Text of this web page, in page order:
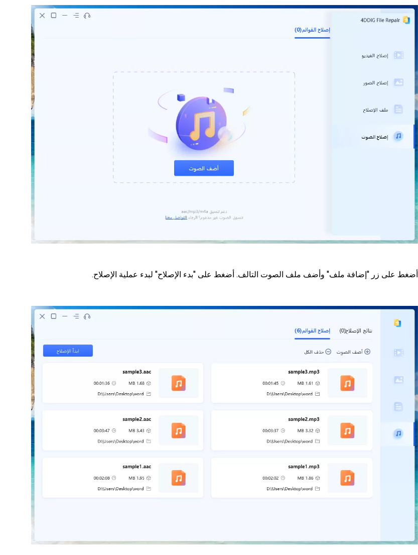
أضغط على زر "إضافة ملف" وأضف ملف الصوت التالف. أضغط على "بدء الإصلاح" لبدء عملية الإصلاح.